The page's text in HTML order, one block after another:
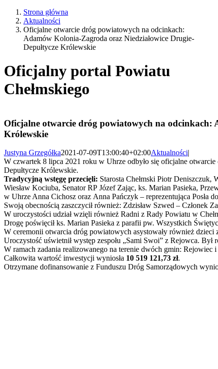
Strona główna
Aktualności
Oficjalne otwarcie dróg powiatowych na odcinkach:
Adamów Kolonia-Zagroda oraz Niedziałowice Drugie-
Depułtycze Królewskie
Oficjalny portal Powiatu
Chełmskiego
Oficjalne otwarcie dróg powiatowych na odcinkach:
Królewskie
Justyna Grzegółka2021-07-09T13:00:40+02:00Aktualności|
W czwartek 8 lipca 2021 roku w Uhrze odbyło się oficjalne
Depułtycze Królewskie.
Tradycyjną wstęgę przecięli: Starosta Chełmski Piotr
Wiesław Kociuba, Senator RP Józef Zając, ks. Marian Pasieka,
w Uhrze Anna Cichosz oraz Anna Pańczyk – reprezentująca Posła
Swoją obecnością zaszczycił również: Zdzisław Szwed – Członek
W uroczystości udział wzięli również Radni z Rady Powiatu w
Drogę poświęcił ks. Marian Pasieka z parafii pw. Wszystkich
W ceremonii otwarcia dróg powiatowych asystowały również dzieci
Uroczystość uświetnił występ zespołu „Sami Swoi” z Rejowca.
W ramach zadania realizowanego na terenie dwóch gmin: Rejowiec
Całkowita wartość inwestycji wyniosła 10 519 121,73 zł.
Otrzymane dofinansowanie z Funduszu Dróg Samorządowych